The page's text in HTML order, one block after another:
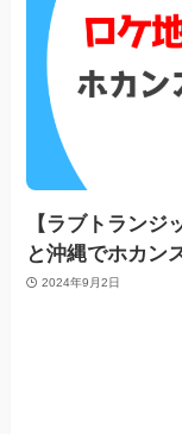
【ラブトラン
と沖縄でホカン
2024年9月2日